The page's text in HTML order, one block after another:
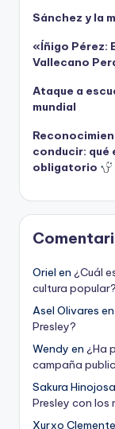
Sánchez y la
«Íñigo Pérez:
Vallecano
Ataque a
mundial
conducir: qué
obligatorio
Oriel en ¿Cuál
cultura popular?
Asel Olivares en
Presley?
Wendy en ¿Ha
campaña
Sakura Hinojosa
Presley con los
Xurxo Clemente